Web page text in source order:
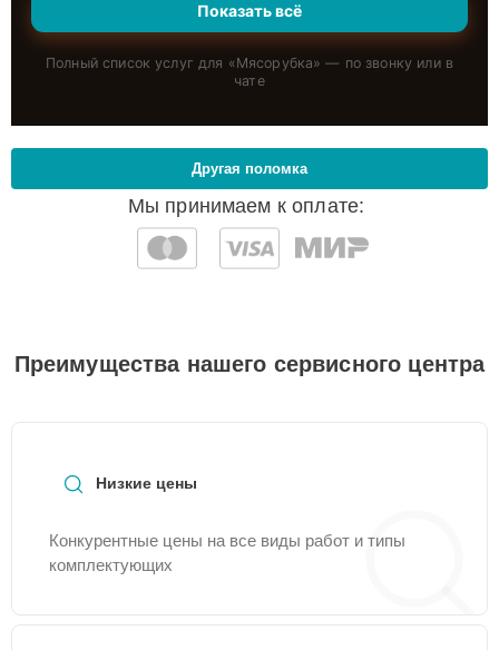
Показать всё
Полный список услуг для «Мясорубка» — по звонку или в
чате
Мы принимаем к оплате:
Другая поломка
Преимущества нашего сервисного центра
Низкие цены
Конкурентные цены на все виды работ и типы
комплектующих